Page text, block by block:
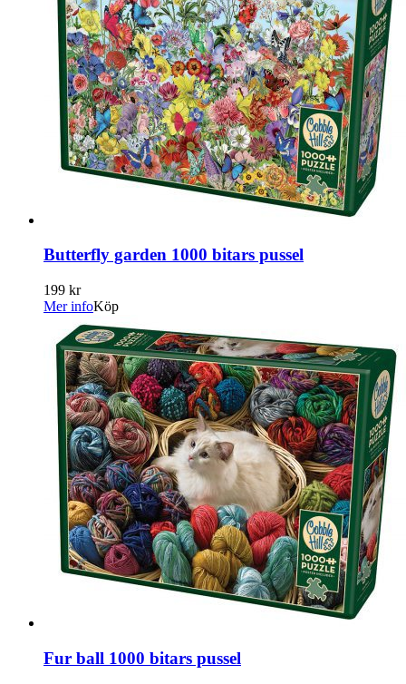
Butterfly garden 1000 bitars pussel
199 kr
Mer infoKöp
Fur ball 1000 bitars pussel